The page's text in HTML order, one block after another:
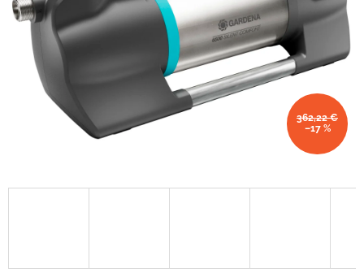
362,22 €
–17 %